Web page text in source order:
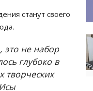
станут своего
это не набор
глубоко в
творческих